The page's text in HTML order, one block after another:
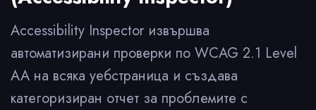
Accessibility Inspector извършва
автоматизирани проверки по WCAG 2.1 Level
AA на всяка уебстраница и създава
категоризиран отчет за проблемите с